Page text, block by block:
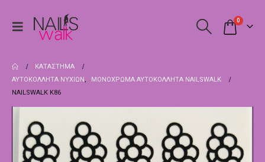
0
ΚΑΤΆΣΤΗΜΑ
ΑΥΤΟΚΌΛΛΗΤΑ ΝΥΧΙΏΝ,
ΜΟΝΌΧΡΩΜΑ ΑΥΤΟΚΌΛΛΗΤΑ NAILSWALK
NAILSWALK Κ86